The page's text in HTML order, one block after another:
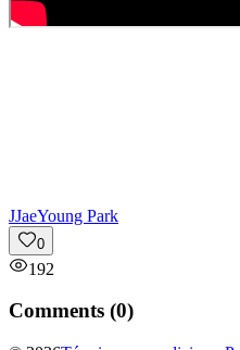
JJaeYoung Park
0
192
Comments (0)